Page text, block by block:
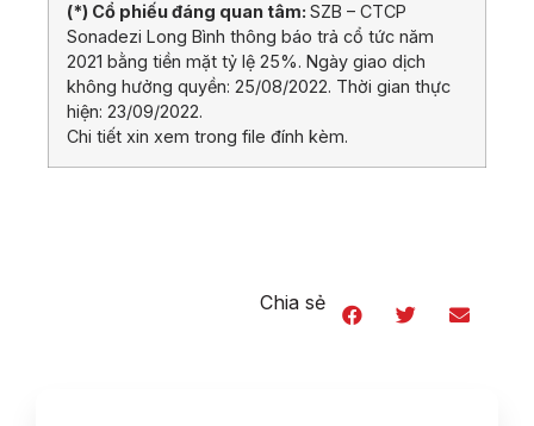
(*) Cổ phiếu đáng quan tâm: SZB – CTCP
Sonadezi Long Bình thông báo trả cổ tức năm
2021 bằng tiền mặt tỷ lệ 25%. Ngày giao dịch
không hưởng quyền: 25/08/2022. Thời gian thực
hiện: 23/09/2022.
Chi tiết xin xem trong file đính kèm.
Chia sẻ